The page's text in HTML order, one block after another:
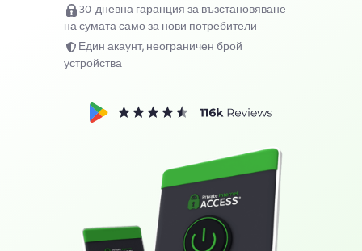
30-дневна гаранция за възстановяване
на сумата само за нови потребители
Един акаунт, неограничен брой
устройства